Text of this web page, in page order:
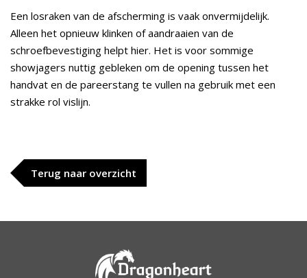
Een losraken van de afscherming is vaak onvermijdelijk.
Alleen het opnieuw klinken of aandraaien van de
schroefbevestiging helpt hier. Het is voor sommige
showjagers nuttig gebleken om de opening tussen het
handvat en de pareerstang te vullen na gebruik met een
strakke rol vislijn.
Terug naar overzicht